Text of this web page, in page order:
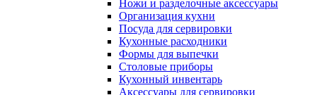
Ножи и разделочные аксессуары
Организация кухни
Посуда для сервировки
Кухонные расходники
Формы для выпечки
Столовые приборы
Кухонный инвентарь
Аксессуары для сервировки